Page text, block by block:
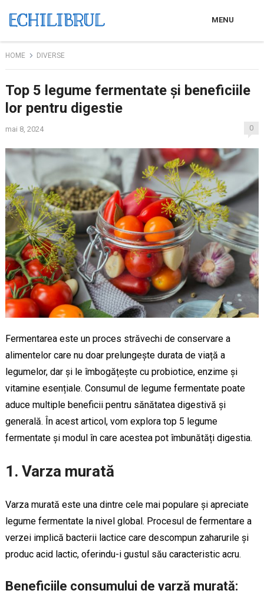
MENU
HOME DIVERSE
Top 5 legume fermentate și beneficiile
lor pentru digestie
mai 8, 2024 0
Fermentarea este un proces străvechi de conservare a
alimentelor care nu doar prelungește durata de viață a
legumelor, dar și le îmbogățește cu probiotice, enzime și
vitamine esențiale. Consumul de legume fermentate poate
aduce multiple beneficii pentru sănătatea digestivă și
generală. În acest articol, vom explora top 5 legume
fermentate și modul în care acestea pot îmbunătăți digestia.
1. Varza murată
Varza murată este una dintre cele mai populare și apreciate
legume fermentate la nivel global. Procesul de fermentare a
verzei implică bacterii lactice care descompun zaharurile și
produc acid lactic, oferindu-i gustul său caracteristic acru.
Beneficiile consumului de varză murată: